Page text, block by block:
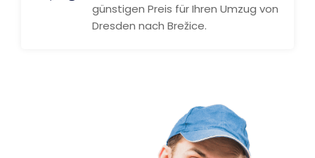
günstigen Preis für Ihren Umzug von
Dresden nach Brežice.